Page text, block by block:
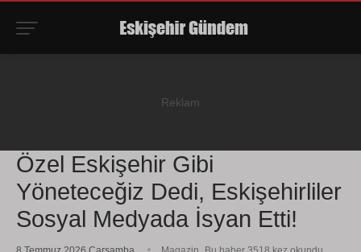
Özel Eskişehir Gibi
Yöneteceğiz Dedi, Eskişehirliler
Sosyal Medyada İsyan Etti!